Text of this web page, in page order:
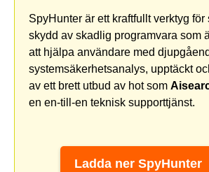
SpyHunter är ett kraftfullt verktyg för
skydd av skadlig programvara som
att hjälpa användare med
systemsäkerhetsanalys, upptäckt
av ett brett utbud av hot som
en en-till-en teknisk supporttjänst.
Ladda ner SpyHunter